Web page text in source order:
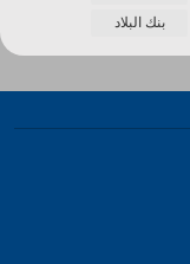
بنك البلاد